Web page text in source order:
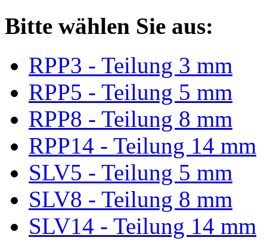
Bitte wählen Sie aus:
RPP3 - Teilung 3 mm
RPP5 - Teilung 5 mm
RPP8 - Teilung 8 mm
RPP14 - Teilung 14 mm
SLV5 - Teilung 5 mm
SLV8 - Teilung 8 mm
SLV14 - Teilung 14 mm